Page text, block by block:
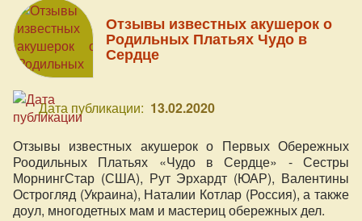
Отзывы известных акушерок о
Родильных Платьях Чудо в
Сердце
Дата публикации: 13.02.2020
Отзывы известных акушерок о Первых Обережных
Роодильных Платьях «Чудо в Сердце» - Сестры
МорнингСтар (США), Рут Эрхардт (ЮАР), Валентины
Острогляд (Украина), Наталии Котлар (Россия), а также
доул, многодетных мам и мастериц обережных дел.